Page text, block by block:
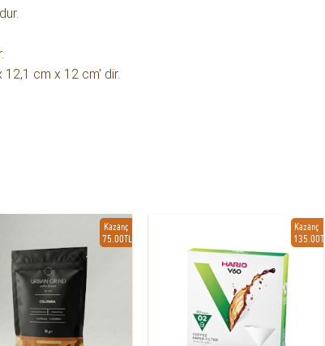
12,1 cm x 12 cm' dir.
Kazanç
75.00TL
Kazanç
135.00TL